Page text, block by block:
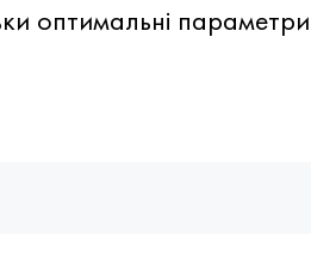
оптимальні параметри